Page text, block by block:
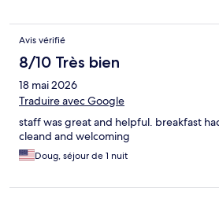
Avis vérifié
8/10 Très bien
18 mai 2026
Traduire avec Google
staff was great and helpful. breakfast
cleand and welcoming
Doug, séjour de 1 nuit